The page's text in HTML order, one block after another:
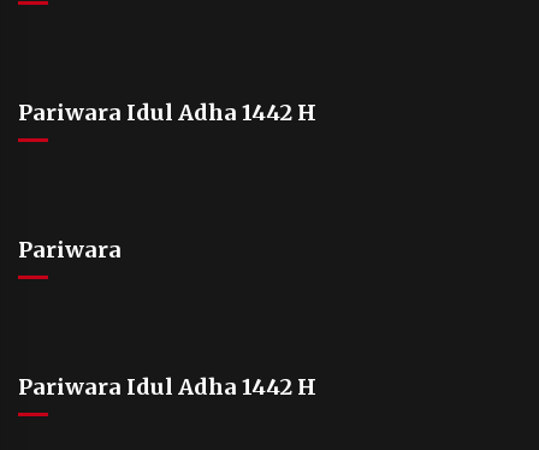
Pariwara Idul Adha 1442 H
Pariwara
Pariwara Idul Adha 1442 H